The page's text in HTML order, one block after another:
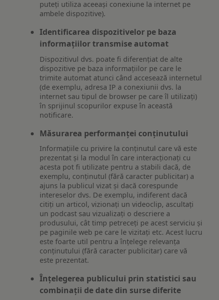
puteți utiliza aceeași conexiune la internet pe
ambele dispozitive).
Identificarea dispozitivelor pe baza
informațiilor transmise automat
Dispozitivul dvs. poate fi diferențiat de alte
dispozitive pe baza informațiilor pe care le
trimite automat atunci când accesează internetul
(de exemplu, adresa IP a conexiunii dvs. la
internet sau tipul de browser pe care îl utilizați)
în sprijinul scopurilor expuse în această
notificare.
Măsurarea performanței conținutului
Informațiile cu privire la conținutul care vă este
prezentat și la modul în care interacționați cu
acesta pot fi utilizate pentru a stabili dacă, de
exemplu, conținutul (fără caracter publicitar) a
ajuns la publicul vizat și dacă corespunde
intereselor dvs. De exemplu, indiferent dacă
citiți un articol, vizionați un videoclip, ascultați
un podcast sau vizualizați o descriere a
produsului, cât timp petreceți pe acest serviciu și
pe paginile web pe care le vizitați etc. Acest lucru
este foarte util pentru a înțelege relevanța
conținutului (fără caracter publicitar) care vă
este prezentat.
Înțelegerea publicului prin statistici sau
combinații de date din surse diferite